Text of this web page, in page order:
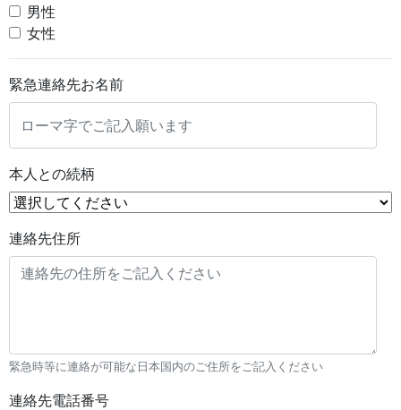
男性
女性
緊急連絡先お名前
本人との続柄
連絡先住所
緊急時等に連絡が可能な日本国内のご住所をご記入ください
連絡先電話番号